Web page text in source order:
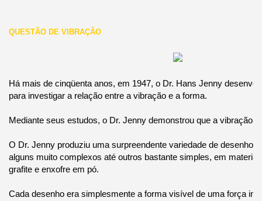
QUESTÃO DE VIBRAÇÃO
Há mais de cinqüenta anos, em 1947, o Dr. Hans Jenny
para investigar a relação entre a vibração e a forma.
Mediante seus estudos, o Dr. Jenny demonstrou que a vibração
O Dr. Jenny produziu uma surpreendente variedade de desenhos
alguns muito complexos até outros bastante simples, em
grafite e enxofre em pó.
Cada desenho era simplesmente a forma visível de uma força